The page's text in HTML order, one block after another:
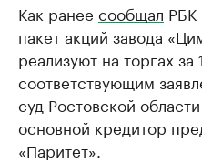
Как ранее сообщал РБК
пакет акций завода
реализуют на торгах
соответствующим
суд Ростовской
основной кредитор
«Паритет».